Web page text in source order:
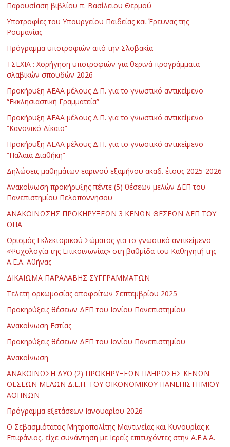
Παρουσίαση βιβλίου π. Βασίλειου Θερμού
Υποτροφίες του Υπουργείου Παιδείας και Έρευνας της
Ρουμανίας
Πρόγραμμα υποτροφιών από την Σλοβακία
ΤΣΕΧΙΑ : Χορήγηση υποτροφιών για θερινά προγράμματα
σλαβικών σπουδών 2026
Προκήρυξη ΑΕΑΑ μέλους Δ.Π. για το γνωστικό αντικείμενο
“Εκκλησιαστική Γραμματεία”
Προκήρυξη ΑΕΑΑ μέλους Δ.Π. για το γνωστικό αντικείμενο
“Κανονικό Δίκαιο”
Προκήρυξη ΑΕΑΑ μέλους Δ.Π. για το γνωστικό αντικείμενο
“Παλαιά Διαθήκη”
Δηλώσεις μαθημάτων εαρινού εξαμήνου ακαδ. έτους 2025-2026
Ανακοίνωση προκήρυξης πέντε (5) θέσεων μελών ΔΕΠ του
Πανεπιστημίου Πελοποννήσου
ΑΝΑΚΟΙΝΩΣΗΣ ΠΡΟΚΗΡΥΞΕΩΝ 3 ΚΕΝΩΝ ΘΕΣΕΩΝ ΔΕΠ ΤΟΥ
ΟΠΑ
Ορισμός Εκλεκτορικού Σώματος για το γνωστικό αντικείμενο
«Ψυχολογία της Επικοινωνίας» στη βαθμίδα του Καθηγητή της
Α.Ε.Α. Αθήνας
ΔΙΚΑΙΩΜΑ ΠΑΡΑΛΑΒΗΣ ΣΥΓΓΡΑΜΜΑΤΩΝ
Τελετή ορκωμοσίας αποφοίτων Σεπτεμβρίου 2025
Προκηρύξεις θέσεων ΔΕΠ του Ιονίου Πανεπιστημίου
Ανακοίνωση Εστίας
Προκηρύξεις θέσεων ΔΕΠ του Ιονίου Πανεπιστημίου
Ανακοίνωση
ΑΝΑΚΟΙΝΩΣΗ ΔΥΟ (2) ΠΡΟΚΗΡΥΞΕΩΝ ΠΛΗΡΩΣΗΣ ΚΕΝΩΝ
ΘΕΣΕΩΝ ΜΕΛΩΝ Δ.Ε.Π. ΤΟΥ ΟΙΚΟΝΟΜΙΚΟΥ ΠΑΝΕΠΙΣΤΗΜΙΟΥ
ΑΘΗΝΩΝ
Πρόγραμμα εξετάσεων Ιανουαρίου 2026
Ο Σεβασμιότατος Μητροπολίτης Μαντινείας και Κυνουρίας κ.
Επιφάνιος, είχε συνάντηση με Ιερείς επιτυχόντες στην Α.Ε.Α.Α.